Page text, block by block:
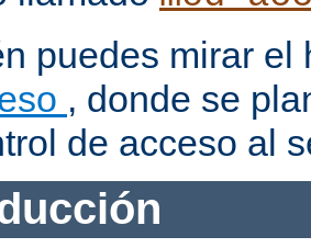
puedes mirar
, donde se
de acceso al